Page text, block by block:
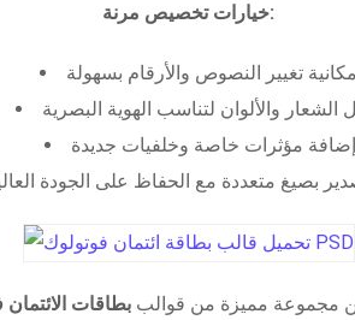
خيارات تخصيص مرنة:
تغيير النصوص والأرقام بسهولة
الشعار والألوان لتناسب الهوية البصرية
إضافة مؤثرات خاصة وخلفيات جديدة
بصيغ متعددة مع الحفاظ على الجودة
مجموعة مميزة من قوالب بطاقات الائتمان